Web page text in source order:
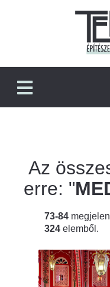
Az
erre: "
73-84
324 elemből.